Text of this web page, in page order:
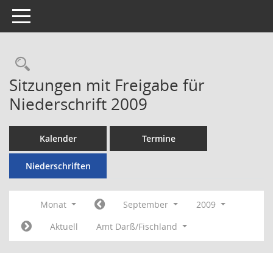
Toggle navigation
Rechercheauswahl
Sitzungen mit Freigabe für
Niederschrift 2009
Kalender Termine
Niederschriften
Monat September
2009
Aktuell
Amt Darß/Fischland